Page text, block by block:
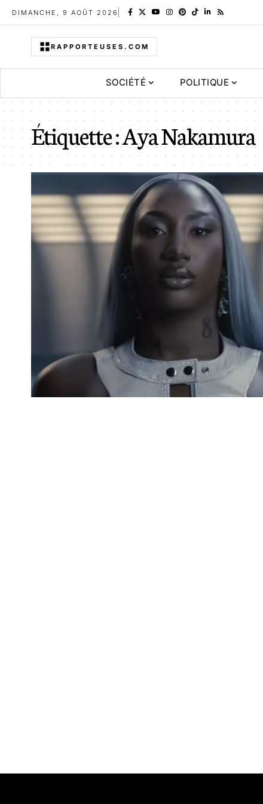
DIMANCHE, 9 AOÛT 2026
RAPPORTEUSES.COM
SOCIÉTÉ POLITIQUE
Étiquette :Aya Nakamura